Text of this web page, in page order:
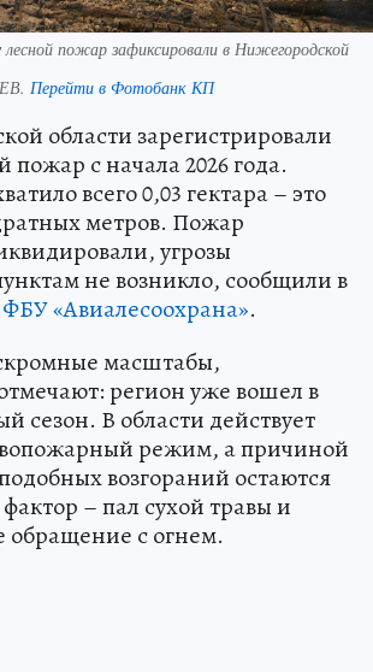
пожар зафиксировали в Нижегородской
Перейти в Фотобанк КП
области зарегистрировали
пожар с начала 2026 года.
всего 0,03 гектара – это
метров. Пожар
угрозы
не возникло, сообщили в
ФБУ «Авиалесоохрана».
масштабы,
регион уже вошел в
сезон. В области действует
режим, а причиной
возгораний остаются
– пал сухой травы и
обращение с огнем.